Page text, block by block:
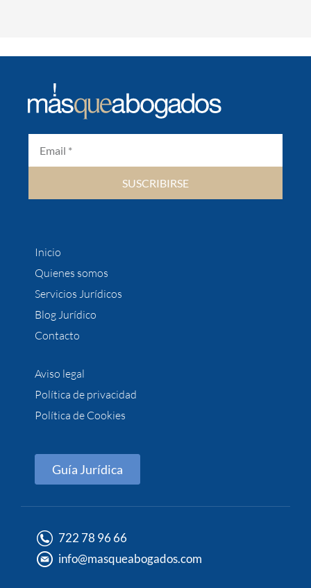
SUSCRIBIRSE
Inicio
Quienes somos
Servicios Jurídicos
Blog Jurídico
Contacto
Aviso legal
Política de privacidad
Política de Cookies
Guía Jurídica
722 78 96 66
info@masqueabogados.com